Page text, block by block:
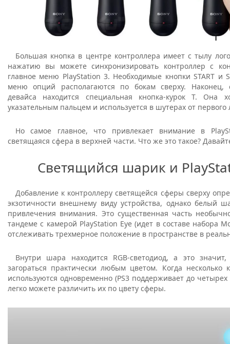
Большая кнопка в центре контроллера имеет с тылу
нажатию вы можете синхронизировать контроллер с
главное меню PlayStation 3. Необходимые кнопки START и
меню опций располагаются по бокам сверху. Наконец,
девайса находится специальная кнопка-курок T. Она
указательным пальцем и используется в шутерах от первого
Но самое главное, что привлекает внимание в
светящаяся сфера в верхней части. Что же это такое?
Светящийся шарик и
Добавление к контроллеру светящейся сферы сверху
экзотичности внешнему виду устройства, однако белый
привлечения внимания. Это существенная часть
тандеме с камерой PlayStation Eye (идет в составе набора
отслеживать трехмерное положение в пространстве в
Внутри шара находится RGB-светодиод, а это
загораться практически любым цветом. Когда несколько
используются одновременно (PS3 поддерживает до
легко можете различить их по цвету сферы.